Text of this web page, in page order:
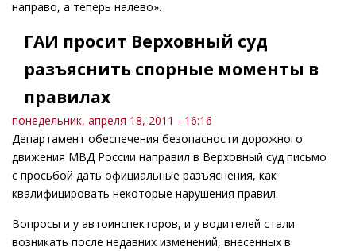
направо, а теперь налево».
ГАИ просит Верховный суд
разъяснить спорные моменты в
правилах
понедельник, апреля 18, 2011 - 16:16
Департамент обеспечения безопасности дорожного
движения МВД России направил в Верховный суд письмо
с просьбой дать официальные разъяснения, как
квалифицировать некоторые нарушения правил.
Вопросы и у автоинспекторов, и у водителей стали
возникать после недавних изменений, внесенных в